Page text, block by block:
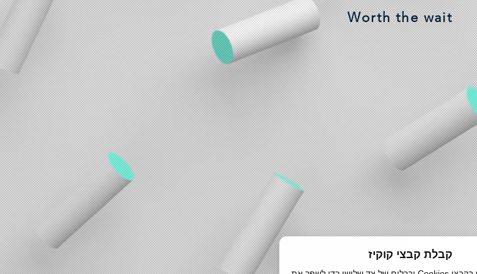
קבלת קבצי קוקיז
Worth the wait